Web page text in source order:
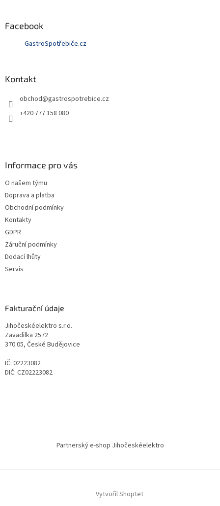
Facebook
GastroSpotřebiče.cz
Kontakt
obchod@gastrospotrebice.cz
+420 777 158 080
Informace pro vás
O našem týmu
Doprava a platba
Obchodní podmínky
Kontakty
GDPR
Záruční podmínky
Dodací lhůty
Servis
Fakturační údaje
Jihočeskéelektro s.r.o.
Zavadilka 2572
370 05, České Budějovice
IČ: 02223082
DIČ: CZ02223082
Partnerský e-shop Jihočeskéelektro
Vytvořil Shoptet